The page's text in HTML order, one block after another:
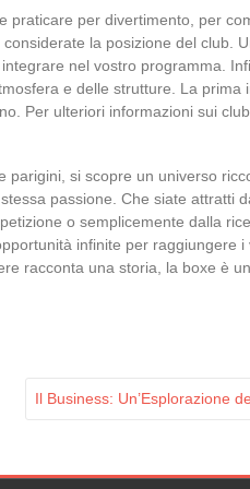
praticare per divertimento, per
la posizione del club.
nel vostro programma.
e delle strutture. La prima
Per ulteriori informazioni sui
parigini, si scopre un universo
passione. Che siate attratti
o semplicemente dalla
infinite per raggiungere i
racconta una storia, la boxe è
Il Business: Un’Esplorazione